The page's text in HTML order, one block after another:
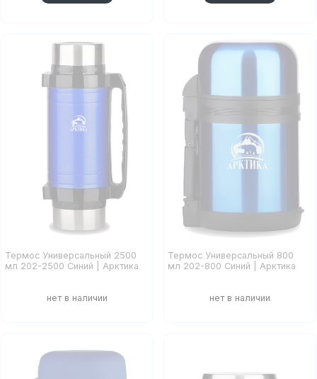
Термос Универсальный 2500
мл 202-2500 Синий | Арктика
Термос Универсальный 800
мл 202-800 Синий | Арктика